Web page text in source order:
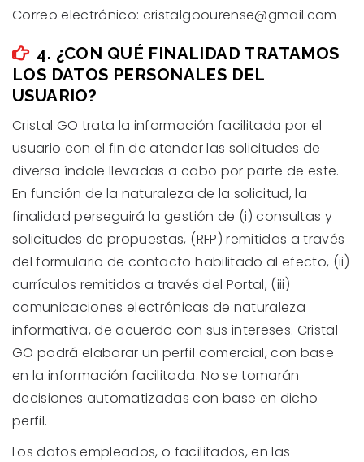
Correo electrónico: cristalgoourense@gmail.com
4. ¿CON QUÉ FINALIDAD TRATAMOS
LOS DATOS PERSONALES DEL
USUARIO?
Cristal GO trata la información facilitada por el
usuario con el fin de atender las solicitudes de
diversa índole llevadas a cabo por parte de este.
En función de la naturaleza de la solicitud, la
finalidad perseguirá la gestión de (i) consultas y
solicitudes de propuestas, (RFP) remitidas a través
del formulario de contacto habilitado al efecto, (ii)
currículos remitidos a través del Portal, (iii)
comunicaciones electrónicas de naturaleza
informativa, de acuerdo con sus intereses. Cristal
GO podrá elaborar un perfil comercial, con base
en la información facilitada. No se tomarán
decisiones automatizadas con base en dicho
perfil.
Los datos empleados, o facilitados, en las